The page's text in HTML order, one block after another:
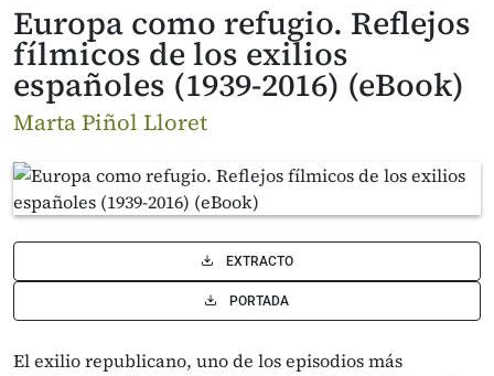
Europa como refugio. Reflejos
fílmicos de los exilios
españoles (1939-2016) (eBook)
Marta Piñol Lloret
EXTRACTO
PORTADA
El exilio republicano, uno de los episodios más